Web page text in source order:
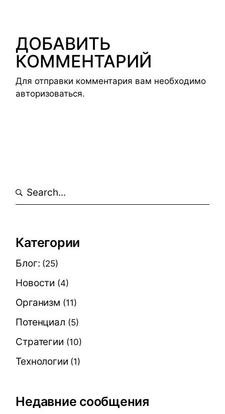
ДОБАВИТЬ
КОММЕНТАРИЙ
Для отправки комментария вам необходимо
авторизоваться.
Категории
Блог: (25)
Новости (4)
Организм (11)
Потенциал (5)
Стратегии (10)
Технологии (1)
Недавние сообщения